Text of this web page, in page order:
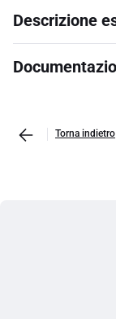
Descrizione
Torna indietro